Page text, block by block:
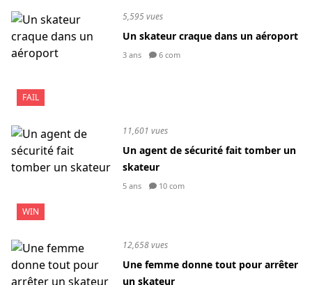
FAIL
5,595 vues
Un skateur craque dans un aéroport
3 ans 6 com
WIN
11,601 vues
Un agent de sécurité fait tomber un
skateur
5 ans 10 com
12,658 vues
Une femme donne tout pour arrêter
un skateur